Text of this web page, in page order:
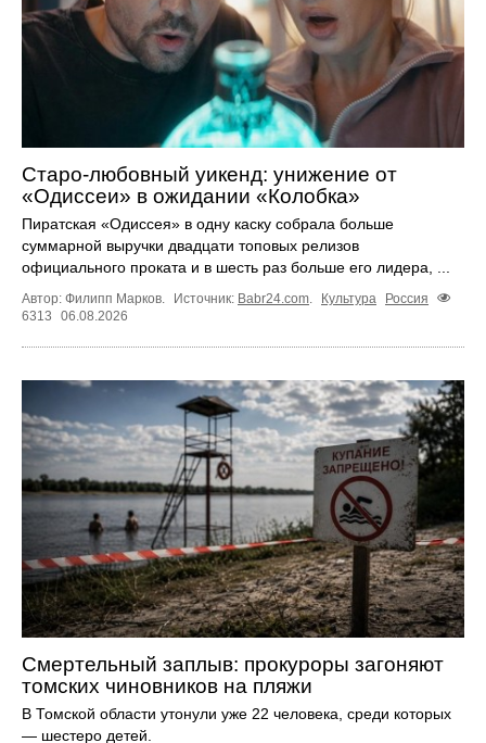
Старо-любовный уикенд: унижение от
«Одиссеи» в ожидании «Колобка»
Пиратская «Одиссея» в одну каску собрала больше
суммарной выручки двадцати топовых релизов
официального проката и в шесть раз больше его лидера, ...
Автор: Филипп Марков. Источник: Babr24.com. Культура
Россия
6313
06.08.2026
Смертельный заплыв: прокуроры загоняют
томских чиновников на пляжи
В Томской области утонули уже 22 человека, среди которых
— шестеро детей.